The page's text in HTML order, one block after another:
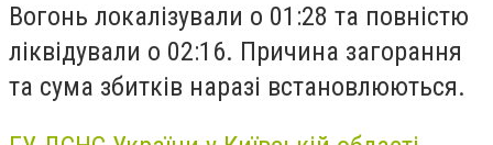
Вогонь локалізували о 01:28 та повністю
ліквідували о 02:16. Причина загорання
та сума збитків наразі встановлюються.